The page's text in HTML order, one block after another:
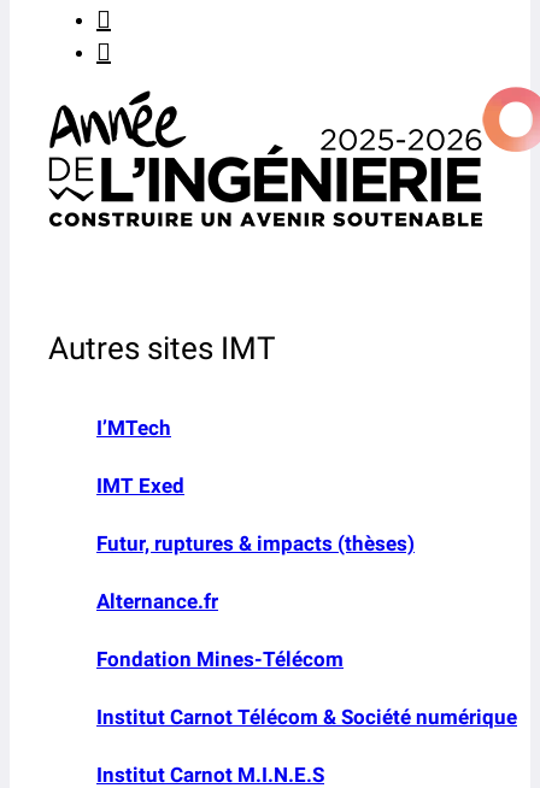
Autres sites IMT
I’MTech
IMT Exed
Futur, ruptures & impacts (thèses)
Alternance.fr
Fondation Mines-Télécom
Institut Carnot Télécom & Société numérique
Institut Carnot M.I.N.E.S